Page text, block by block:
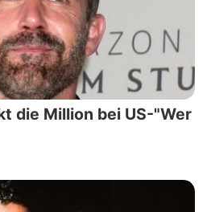
die Million bei US-"Wer